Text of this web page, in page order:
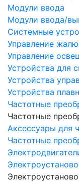
Модули ввода
Модули ввода/
Системные
Управление
Управление
Устройства для
Устройства
Устройства
Частотные
Частотные
Аксессуары для
Частотные